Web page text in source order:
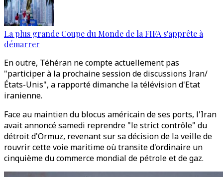
La plus grande Coupe du Monde de la FIFA s'apprête à
démarrer
En outre, Téhéran ne compte actuellement pas
"participer à la prochaine session de discussions Iran/
États-Unis", a rapporté dimanche la télévision d'Etat
iranienne.
Face au maintien du blocus américain de ses ports, l'Iran
avait annoncé samedi reprendre "le strict contrôle" du
détroit d'Ormuz, revenant sur sa décision de la veille de
rouvrir cette voie maritime où transite d'ordinaire un
cinquième du commerce mondial de pétrole et de gaz.